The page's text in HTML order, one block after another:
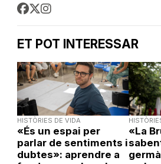
ET POT INTERESSAR
HISTÒRIES DE VIDA
«És un espai per
parlar de sentiments i
dubtes»: aprendre a
«La